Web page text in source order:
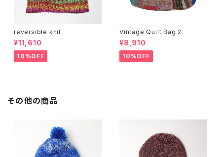
reversible knit
¥11,610
10%OFF
Vintage Quilt Bag 2
¥8,910
10%OFF
その他の商品